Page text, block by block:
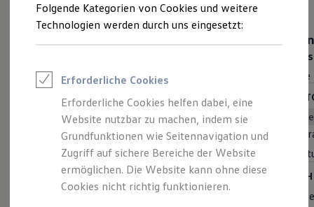
Saisonangebote
Reifenpakete
Leasing
Leasing-Angebote
Elektroauto Leasing
Kleinwagen-Leasing
Leasing ohne Anzahlung
Finanzierung
Autokredit mit Schlussrate
Versicherungen und Garantien
Kfz-Versicherung
Restschuldversicherungen
Garantien
Rate inkl. MwSt. ab
MOTOREN (7 VERFÜGBAR)
Benzin
Diesel Mild-Hybrid
Plug-In-Hybrid
Schaltgetriebe
Automatik Frontantrieb
Hubraum
1,5 | 2L
Leistung
85 | 110kW
Folgende Kategorien von Cookies und weitere
Technologien werden durch uns eingesetzt:
Erforderliche Cookies
Erforderliche Cookies helfen dabei, eine
Website nutzbar zu machen, indem sie
Grundfunktionen wie Seitennavigation und
Zugriff auf sichere Bereiche der Website
ermöglichen. Die Website kann ohne diese
Cookies nicht richtig funktionieren.